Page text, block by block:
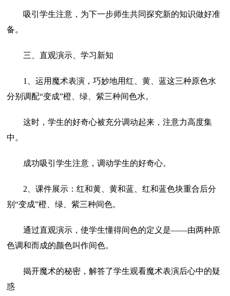
吸引学生注意，为下一步师生共同探究新的知识做好准
备。
三、直观演示、学习新知
1、运用魔术表演，巧妙地用红、黄、蓝这三种原色水
分别调配“变成”橙、绿、紫三种间色水。
这时，学生的好奇心被充分调动起来，注意力高度集
中。
成功吸引学生注意，调动学生的好奇心。
2、课件展示：红和黄、黄和蓝、红和蓝色块重合后分
别“变成”橙、绿、紫三种间色。
通过直观演示，使学生懂得间色的定义是——由两种原
色调和而成的颜色叫作间色。
揭开魔术的秘密，解答了学生观看魔术表演后心中的疑
惑